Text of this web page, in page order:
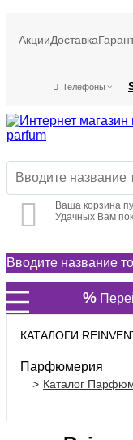
АкцииДоставка
Телефоны
Ваша корзина
Удачных Вам
%
КАТАЛОГИ
Парфюмерия
Каталог